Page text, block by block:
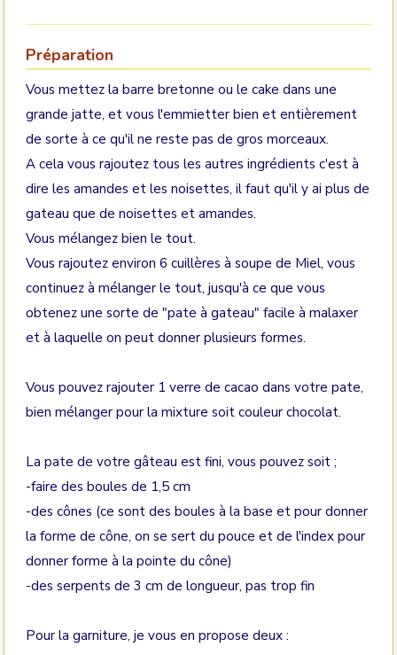
Préparation
Vous mettez la barre bretonne ou le cake dans une
grande jatte, et vous l'emmietter bien et entièrement
de sorte à ce qu'il ne reste pas de gros morceaux.
A cela vous rajoutez tous les autres ingrédients c'est à
dire les amandes et les noisettes, il faut qu'il y ai plus de
gateau que de noisettes et amandes.
Vous mélangez bien le tout.
Vous rajoutez environ 6 cuillères à soupe de Miel, vous
continuez à mélanger le tout, jusqu'à ce que vous
obtenez une sorte de "pate à gateau" facile à malaxer
et à laquelle on peut donner plusieurs formes.
Vous pouvez rajouter 1 verre de cacao dans votre pate,
bien mélanger pour la mixture soit couleur chocolat.
La pate de votre gâteau est fini, vous pouvez soit ;
-faire des boules de 1,5 cm
-des cônes (ce sont des boules à la base et pour donner
la forme de cône, on se sert du pouce et de l'index pour
donner forme à la pointe du cône)
-des serpents de 3 cm de longueur, pas trop fin
Pour la garniture, je vous en propose deux :